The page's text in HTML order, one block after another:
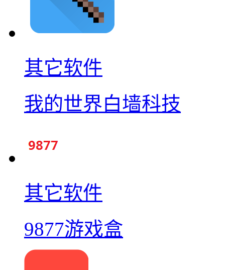
其它软件
我的世界白墙科技
其它软件
9877游戏盒